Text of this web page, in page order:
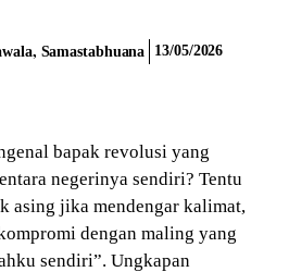
, Samastabhuana 13/05/2026
bapak revolusi yang
negerinya sendiri? Tentu
asing jika mendengar kalimat,
dengan maling yang
sendiri”. Ungkapan